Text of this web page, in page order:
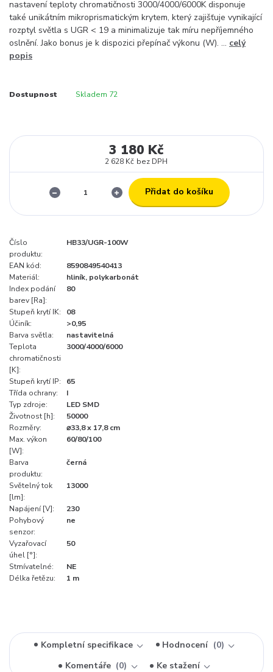
nastavení teploty chromatičnosti 3000/4000/6000K disponuje
také unikátním mikroprismatickým krytem, který zajišťuje vynikající
rozptyl světla s UGR < 19 a minimalizuje tak míru nepříjemného
oslnění. Jako bonus je k dispozici přepínač výkonu (W). ... celý
popis
Dostupnost Skladem 72
3 180 Kč
2 628 Kč bez DPH
Přidat do košíku
Číslo
produktu:
HB33/UGR-100W
EAN kód:
8590849540413
Materiál:
hliník, polykarbonát
Index podání
barev [Ra]:
80
Stupeň krytí IK:
08
Účiník:
>0,95
Barva světla:
nastavitelná
Teplota
chromatičnosti
[K]:
3000/4000/6000
Stupeň krytí IP:
65
Třída ochrany:
I
Typ zdroje:
LED SMD
Životnost [h]:
50000
Rozměry:
⌀33,8 x 17,8 cm
Max. výkon
[W]:
60/80/100
Barva
produktu:
černá
Světelný tok
[lm]:
13000
Napájení [V]:
230
Pohybový
senzor:
ne
Vyzařovací
úhel [°]:
50
Stmívatelné:
NE
Délka řetězu:
1 m
Kompletní specifikace Hodnocení
0
Komentáře
0 Ke stažení